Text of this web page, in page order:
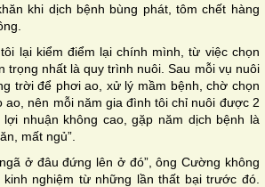
khi dịch bệnh bùng phát, tôm chết hàng
lại kiểm điểm lại chính mình, từ việc chọn
trọng nhất là quy trình nuôi. Sau mỗi vụ nuôi
trời để phơi ao, xử lý mầm bệnh, chờ chọn
nên mỗi năm gia đình tôi chỉ nuôi được 2
nhuận không cao, gặp năm dịch bệnh là
mất ngủ”.
ở đâu đứng lên ở đó”, ông Cường không
nghiệm từ những lần thất bại trước đó.